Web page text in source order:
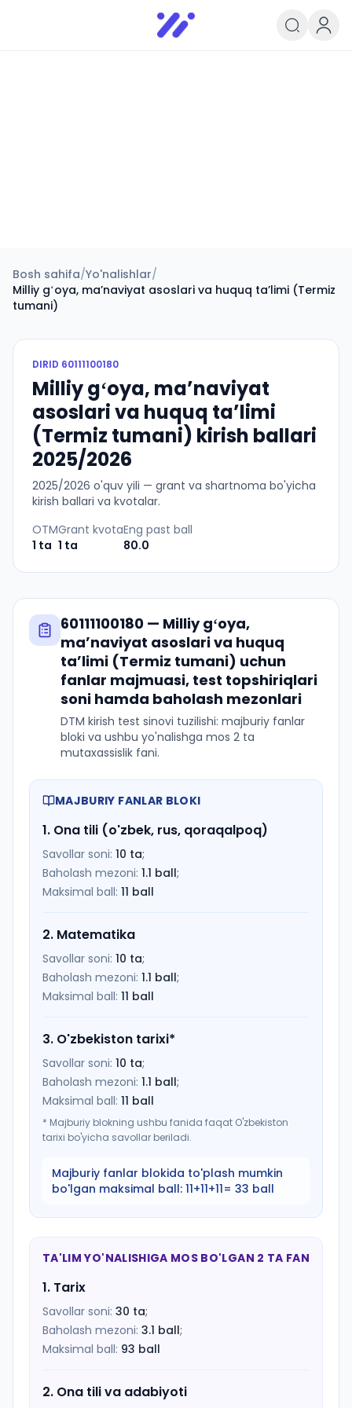
Infoedu
Ta&#039;lim xabarlari va
Bosh sahifa/Yo'nalishlar/
Milliy gʻoya, maʼnaviyat asoslari va huquq taʼlimi (Termiz
tumani)
DIRID 60111100180
Milliy gʻoya, maʼnaviyat
asoslari va huquq taʼlimi
(Termiz tumani) kirish ballari
2025/2026
2025/2026 o'quv yili — grant va shartnoma bo'yicha
kirish ballari va kvotalar.
OTM
1 ta
Grant kvota
1 ta
Eng past ball
80.0
60111100180 — Milliy gʻoya,
maʼnaviyat asoslari va huquq
taʼlimi (Termiz tumani) uchun
fanlar majmuasi, test topshiriqlari
soni hamda baholash mezonlari
DTM kirish test sinovi tuzilishi: majburiy fanlar
bloki va ushbu yo'nalishga mos 2 ta
mutaxassislik fani.
MAJBURIY FANLAR BLOKI
1. Ona tili (o'zbek, rus, qoraqalpoq)
Savollar soni: 10 ta;
Baholash mezoni: 1.1 ball;
Maksimal ball: 11 ball
2. Matematika
Savollar soni: 10 ta;
Baholash mezoni: 1.1 ball;
Maksimal ball: 11 ball
3. O'zbekiston tarixi*
Savollar soni: 10 ta;
Baholash mezoni: 1.1 ball;
Maksimal ball: 11 ball
* Majburiy blokning ushbu fanida faqat O'zbekiston
tarixi bo'yicha savollar beriladi.
Majburiy fanlar blokida to'plash mumkin
bo'lgan maksimal ball: 11+11+11= 33 ball
TA'LIM YO'NALISHIGA MOS BO'LGAN 2 TA FAN
1. Tarix
Savollar soni: 30 ta;
Baholash mezoni: 3.1 ball;
Maksimal ball: 93 ball
2. Ona tili va adabiyoti